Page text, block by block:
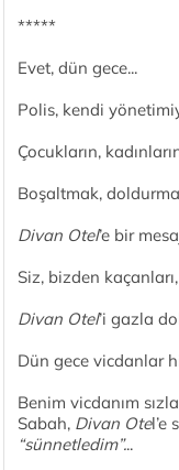
*****
Evet, dün gece...
Polis, kendi
Çocukların,
Boşaltmak,
Divan Otel’e bir
Siz, bizden
Divan Otel’i gazla
Dün gece vicdanlar
Benim vicdanım
Sabah, Divan Otel’e
“sünnetledim”...